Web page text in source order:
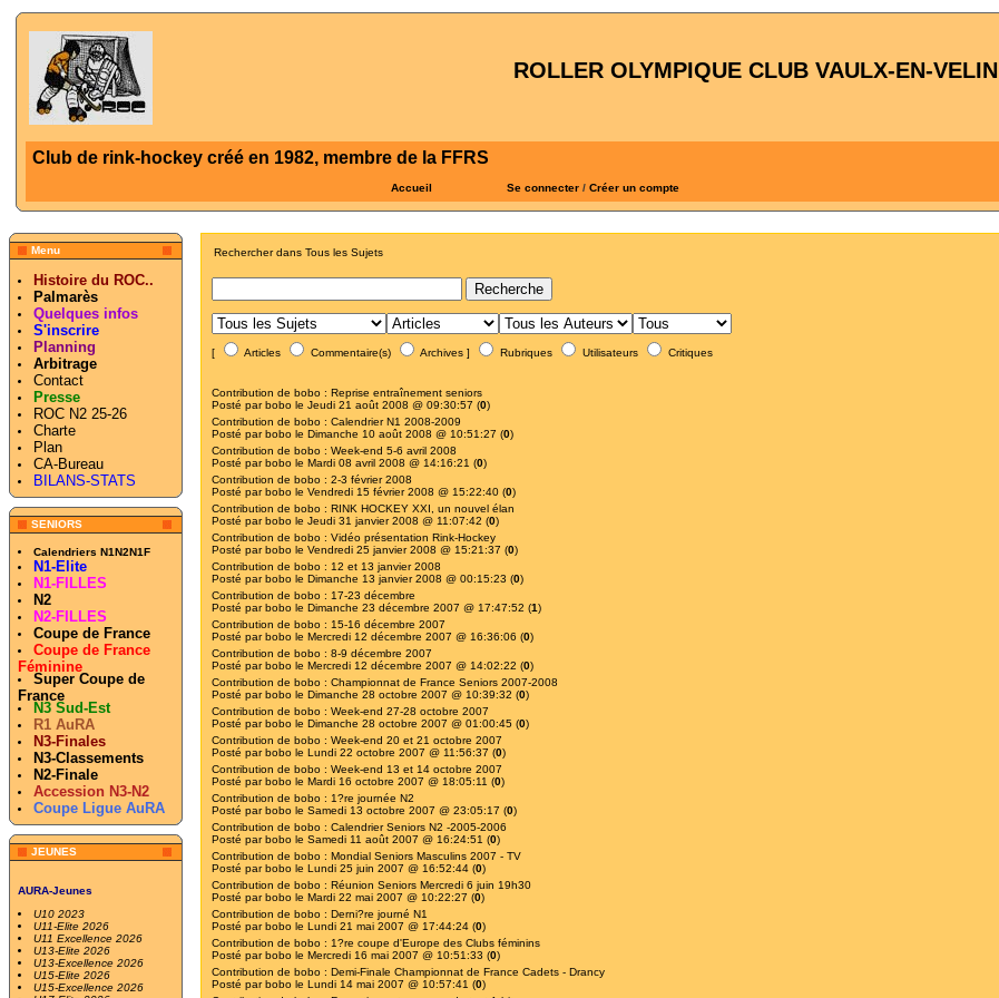
ROLLER OLYMPIQUE CLUB VAULX-EN-VELIN
Club de rink-hockey créé en 1982, membre de la FFRS
Accueil Se connecter/ Créer un compte
Menu
Histoire du ROC..
Palmarès
Quelques infos
S'inscrire
Planning
Arbitrage
Contact
Presse
ROC N2 25-26
Charte
Plan
CA-Bureau
BILANS-STATS
SENIORS
Calendriers N1N2N1F
N1-Elite
N1-FILLES
N2
N2-FILLES
Coupe de France
Coupe de France
Féminine
Super Coupe de
France
N3 Sud-Est
R1 AuRA
N3-Finales
N3-Classements
N2-Finale
Accession N3-N2
Coupe Ligue AuRA
JEUNES
AURA-Jeunes
U10 2023
U11-Elite 2026
U11 Excellence 2026
U13-Elite 2026
U13-Excellence 2026
U15-Elite 2026
U15-Excellence 2026
Rechercher dans Tous les Sujets
[ Articles Commentaire(s) Archives ] Rubriques Utilisateurs Critiques
Contribution de bobo : Reprise entraînement seniors
Posté parbobo le Jeudi 21 août 2008 @ 09:30:57 (0)
Contribution de bobo : Calendrier N1 2008-2009
Posté parbobo le Dimanche 10 août 2008 @ 10:51:27 (0)
Contribution de bobo : Week-end 5-6 avril 2008
Posté parbobo le Mardi 08 avril 2008 @ 14:16:21 (0)
Contribution de bobo : 2-3 février 2008
Posté parbobo le Vendredi 15 février 2008 @ 15:22:40 (0)
Contribution de bobo : RINK HOCKEY XXI, un nouvel élan
Posté parbobo le Jeudi 31 janvier 2008 @ 11:07:42 (0)
Contribution de bobo : Vidéo présentation Rink-Hockey
Posté parbobo le Vendredi 25 janvier 2008 @ 15:21:37 (0)
Contribution de bobo : 12 et 13 janvier 2008
Posté parbobo le Dimanche 13 janvier 2008 @ 00:15:23 (0)
Contribution de bobo : 17-23 décembre
Posté parbobo le Dimanche 23 décembre 2007 @ 17:47:52 (1)
Contribution de bobo : 15-16 décembre 2007
Posté parbobo le Mercredi 12 décembre 2007 @ 16:36:06 (0)
Contribution de bobo : 8-9 décembre 2007
Posté parbobo le Mercredi 12 décembre 2007 @ 14:02:22 (0)
Contribution de bobo : Championnat de France Seniors 2007-2008
Posté parbobo le Dimanche 28 octobre 2007 @ 10:39:32 (0)
Contribution de bobo : Week-end 27-28 octobre 2007
Posté parbobo le Dimanche 28 octobre 2007 @ 01:00:45 (0)
Contribution de bobo : Week-end 20 et 21 octobre 2007
Posté parbobo le Lundi 22 octobre 2007 @ 11:56:37 (0)
Contribution de bobo : Week-end 13 et 14 octobre 2007
Posté parbobo le Mardi 16 octobre 2007 @ 18:05:11 (0)
Contribution de bobo : 1?re journée N2
Posté parbobo le Samedi 13 octobre 2007 @ 23:05:17 (0)
Contribution de bobo : Calendrier Seniors N2 -2005-2006
Posté parbobo le Samedi 11 août 2007 @ 16:24:51 (0)
Contribution de bobo : Mondial Seniors Masculins 2007 - TV
Posté parbobo le Lundi 25 juin 2007 @ 16:52:44 (0)
Contribution de bobo : Réunion Seniors Mercredi 6 juin 19h30
Posté parbobo le Mardi 22 mai 2007 @ 10:22:27 (0)
Contribution de bobo : Derni?re journé N1
Posté parbobo le Lundi 21 mai 2007 @ 17:44:24 (0)
Contribution de bobo : 1?re coupe d'Europe des Clubs féminins
Posté parbobo le Mercredi 16 mai 2007 @ 10:51:33 (0)
Contribution de bobo : Demi-Finale Championnat de France Cadets - Drancy
Posté parbobo le Lundi 14 mai 2007 @ 10:57:41 (0)